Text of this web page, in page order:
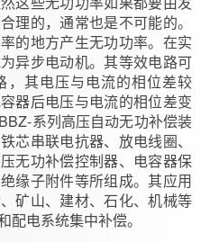
理的，通常也是不可能的。
的地方产生无功功率。在实
异步电动机。其等效电路可
，其电压与电流的相位差较
器后电压与电流的相位差变
系列高压自动无功补偿装
芯串联电抗器、放电线圈、
无功补偿控制器、电容器保
缘子附件等所组成。其应用
矿山、建材、石化、机械等
配电系统集中补偿。